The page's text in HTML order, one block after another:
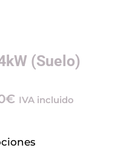
(Suelo)
€ IVA incluido